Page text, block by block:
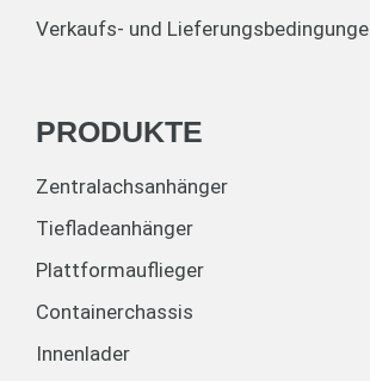
Verkaufs- und
PRODUKTE
Zentralachsanhänger
Tiefladeanhänger
Plattformauflieger
Containerchassis
Innenlader